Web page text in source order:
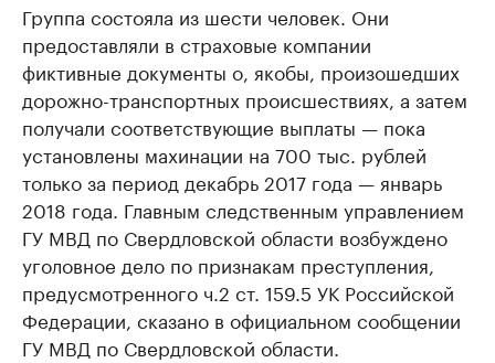
Группа состояла из шести человек. Они
предоставляли в страховые компании
фиктивные документы о, якобы, произошедших
дорожно-транспортных происшествиях, а затем
получали соответствующие выплаты — пока
установлены махинации на 700 тыс. рублей
только за период декабрь 2017 года — январь
2018 года. Главным следственным управлением
ГУ МВД по Свердловской области возбуждено
уголовное дело по признакам преступления,
предусмотренного ч.2 ст. 159.5 УК Российской
Федерации, сказано в официальном сообщении
ГУ МВД по Свердловской области.